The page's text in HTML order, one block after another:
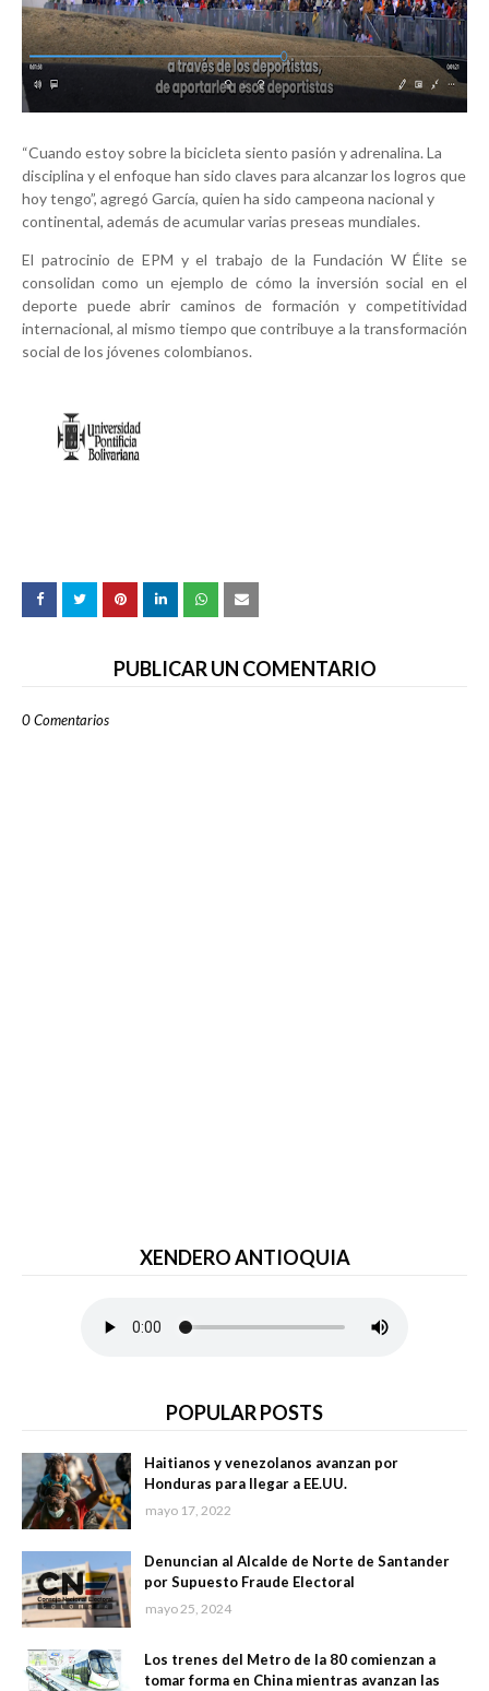
“Cuando estoy sobre la bicicleta siento pasión y adrenalina. La
disciplina y el enfoque han sido claves para alcanzar los logros que
hoy tengo”, agregó García, quien ha sido campeona nacional y
continental, además de acumular varias preseas mundiales.
El patrocinio de EPM y el trabajo de la Fundación W Élite se
consolidan como un ejemplo de cómo la inversión social en el
deporte puede abrir caminos de formación y competitividad
internacional, al mismo tiempo que contribuye a la transformación
social de los jóvenes colombianos.
PUBLICAR UN COMENTARIO
0 Comentarios
XENDERO ANTIOQUIA
POPULAR POSTS
Haitianos y venezolanos avanzan por
Honduras para llegar a EE.UU.
mayo 17, 2022
Denuncian al Alcalde de Norte de Santander
por Supuesto Fraude Electoral
mayo 25, 2024
Los trenes del Metro de la 80 comienzan a
tomar forma en China mientras avanzan las